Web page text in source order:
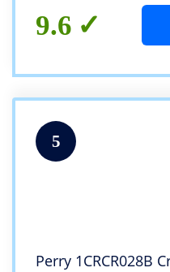
9.6
5
Perry 1CRCR028B